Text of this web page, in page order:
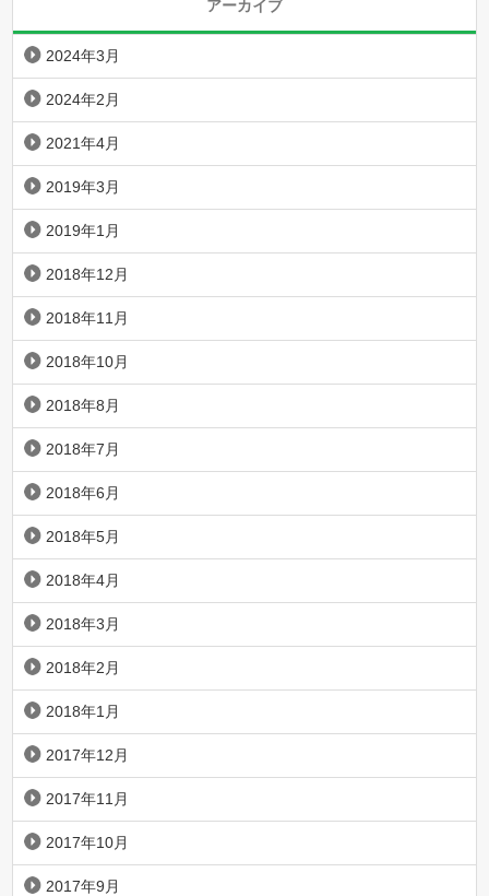
アーカイブ
2024年3月
2024年2月
2021年4月
2019年3月
2019年1月
2018年12月
2018年11月
2018年10月
2018年8月
2018年7月
2018年6月
2018年5月
2018年4月
2018年3月
2018年2月
2018年1月
2017年12月
2017年11月
2017年10月
2017年9月